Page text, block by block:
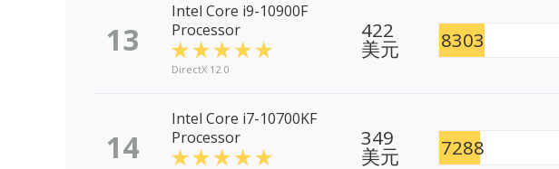
13
Intel Core i9-10900F
Processor
DirectX 12.0
422
美元 8303
14
Intel Core i7-10700KF
Processor
349
美元 7288